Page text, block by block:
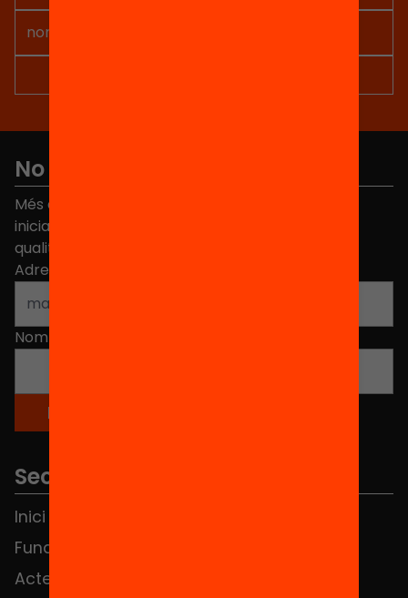
No et perdis res
Més de 40.000 persones ja han triat Equitat. Rep
iniciatives, propostes i projectes per millorar la
qualitat de l'educació a Catalunya.
Adreça electrònica
Nom
Seccions
Inici
Fundació
Actes